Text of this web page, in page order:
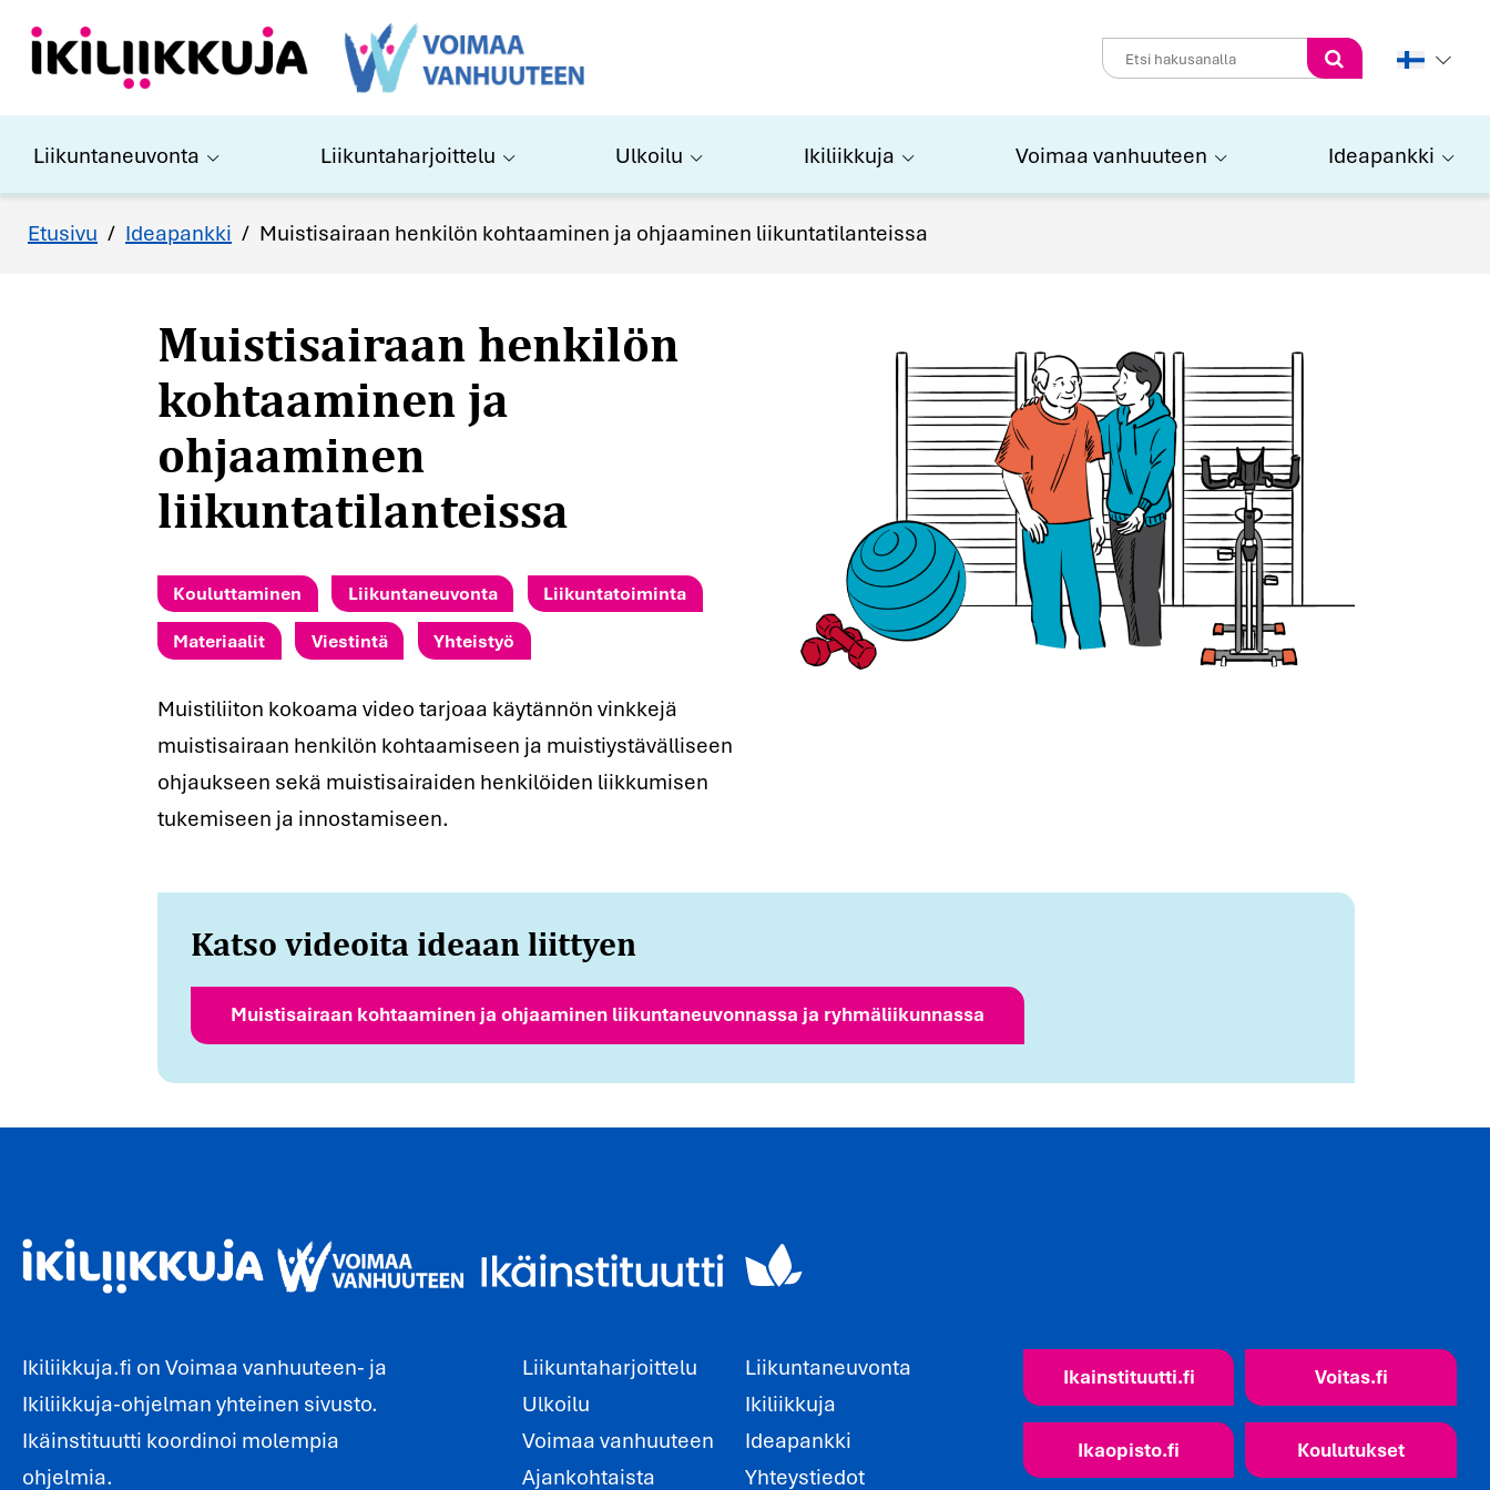
Perform
search
Liikuntaneuvonta Liikuntaharjoittelu Ulkoilu Ikiliikkuja Voimaa vanhuuteen Ideapankki
Etusivu / Ideapankki / Muistisairaan henkilön kohtaaminen ja ohjaaminen liikuntatilanteissa
Muistisairaan henkilön
kohtaaminen ja
ohjaaminen
liikuntatilanteissa
Kouluttaminen Liikuntaneuvonta
Liikuntatoiminta
Materiaalit
Viestintä Yhteistyö
Muistiliiton kokoama video tarjoaa käytännön vinkkejä
muistisairaan henkilön kohtaamiseen ja muistiystävälliseen
ohjaukseen sekä muistisairaiden henkilöiden liikkumisen
tukemiseen ja innostamiseen.
Katso videoita ideaan liittyen
Muistisairaan kohtaaminen ja ohjaaminen liikuntaneuvonnassa ja ryhmäliikunnassa
Ikiliikkuja.fi on Voimaa vanhuuteen- ja
Ikiliikkuja-ohjelman yhteinen sivusto.
Ikäinstituutti koordinoi molempia
ohjelmia.
Liikuntaharjoittelu
Liikuntaneuvonta
Ulkoilu
Ikiliikkuja
Voimaa vanhuuteen
Ideapankki
Ajankohtaista
Yhteystiedot
Ikainstituutti.fi Voitas.fi
Ikaopisto.fi Koulutukset